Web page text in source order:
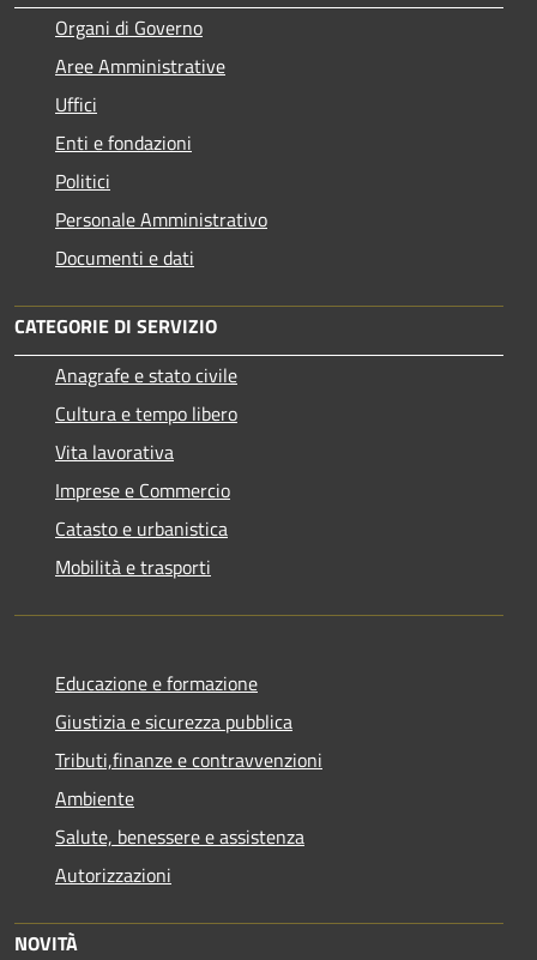
Organi di Governo
Aree Amministrative
Uffici
Enti e fondazioni
Politici
Personale Amministrativo
Documenti e dati
CATEGORIE DI SERVIZIO
Anagrafe e stato civile
Cultura e tempo libero
Vita lavorativa
Imprese e Commercio
Catasto e urbanistica
Mobilità e trasporti
Educazione e formazione
Giustizia e sicurezza pubblica
Tributi,finanze e contravvenzioni
Ambiente
Salute, benessere e assistenza
Autorizzazioni
NOVITÀ